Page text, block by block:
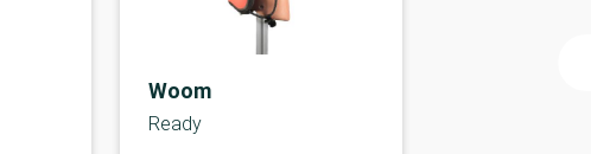
Woom
Ready